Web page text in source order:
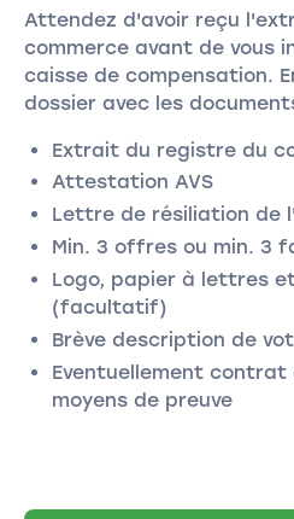
Attendez d'avoir reçu
commerce avant de vous
caisse de compensation.
dossier avec les
Extrait du registre du
Attestation AVS
Lettre de résiliation de
Min. 3 offres ou min. 3
Logo, papier à lettres
(facultatif)
Brève description de
Eventuellement
moyens de preuve